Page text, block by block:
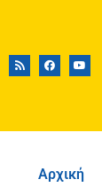
Αρχική